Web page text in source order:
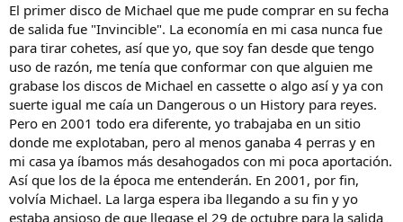
:
El primer disco de Michael que me pude comprar en su fecha
de salida fue "Invincible". La economía en mi casa nunca fue
para tirar cohetes, así que yo, que soy fan desde que tengo
uso de razón, me tenía que conformar con que alguien me
grabase los discos de Michael en cassette o algo así y ya con
suerte igual me caía un Dangerous o un History para reyes.
Pero en 2001 todo era diferente, yo trabajaba en un sitio
donde me explotaban, pero al menos ganaba 4 perras y en
mi casa ya íbamos más desahogados con mi poca aportación.
Así que los de la época me entenderán. En 2001, por fin,
volvía Michael. La larga espera iba llegando a su fin y yo
estaba ansioso de que llegase el 29 de octubre para la salida